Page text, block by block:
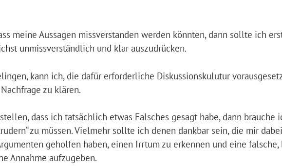
meine Aussagen missverstanden werden könnten, dann sollte ich
unmissverständlich und klar auszudrücken.
kann ich, die dafür erforderliche Diskussionskulutur
zu klären.
dass ich tatsächlich etwas Falsches gesagt habe, dann brauche
zu müssen. Vielmehr sollte ich denen dankbar sein, die mir
geholfen haben, einen Irrtum zu erkennen und eine falsche,
Annahme aufzugeben.